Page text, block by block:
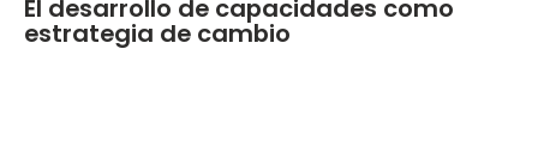
El desarrollo de capacidades como
estrategia de cambio